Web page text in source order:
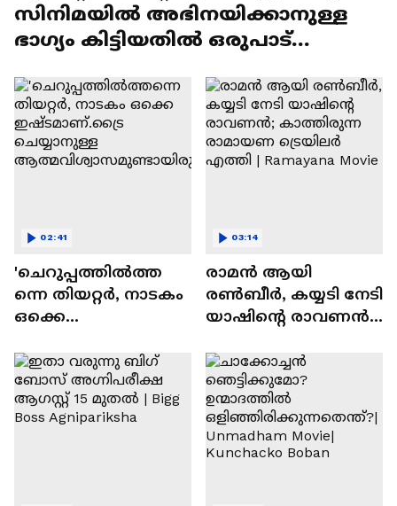
സിനിമയിൽ അഭിനയിക്കാനുള്ള
ഭാഗ്യം കിട്ടിയതിൽ ഒരുപാട്
'ചെറുപ്പത്തിൽത്ത
ന്നെ തിയറ്റർ, നാടകം
ഒക്കെ
ചെയ്യാനുള്ള
ആത്മവിശ്വാസമുണ്ടാ
യിരുന്നില്ല'
02:41
രാമന്‍ ആയി
രൺബീർ, കയ്യടി നേടി
യാഷിന്റെ രാവണൻ;
രാമായണ ട്രെയിലർ
എത്തി | Ramayana
Movie
03:14